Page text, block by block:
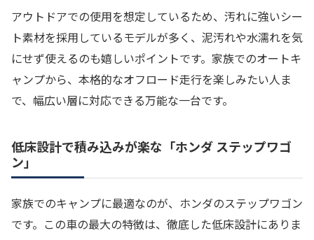
アウトドアでの使用を想定しているため、汚れに強いシー
ト素材を採用しているモデルが多く、泥汚れや水濡れを気
にせず使えるのも嬉しいポイントです。家族でのオートキ
ャンプから、本格的なオフロード走行を楽しみたい人ま
で、幅広い層に対応できる万能な一台です。
低床設計で積み込みが楽な「ホンダ ステップワゴ
ン」
家族でのキャンプに最適なのが、ホンダのステップワゴン
です。この車の最大の特徴は、徹底した低床設計にありま